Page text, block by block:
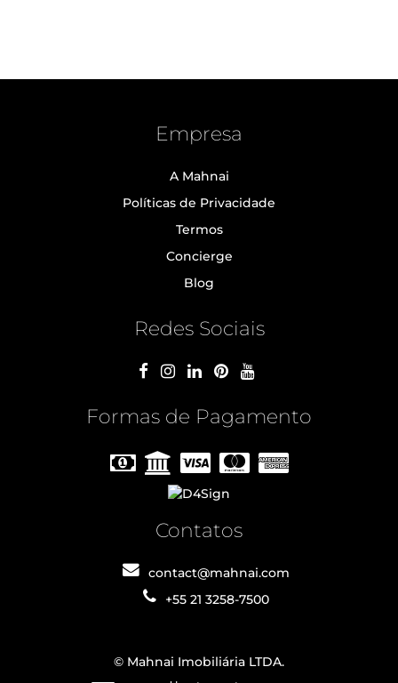
Empresa
A Mahnai
Políticas de Privacidade
Termos
Concierge
Blog
Redes Sociais
Formas de Pagamento
Contatos
contact@mahnai.com
+55 21 3258-7500
© Mahnai Imobiliária LTDA.